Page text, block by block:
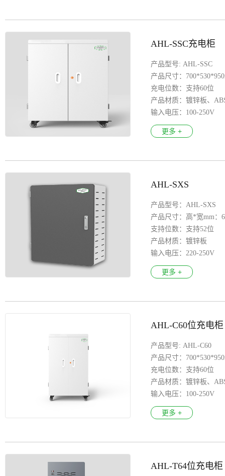
AHL-SSC充电柜
产品型号: AHL-SSC
产品尺寸：
充电位数：支持60位
产品材质：镀锌板、
输入电压：100-250V
产品特色：漏电保护、
万向轮 ：医疗万向轮
更多 +
AHL-SXS
产品型号：AHL-SXS
产品尺寸：高*宽mm：
支持位数：支持52位
产品材质：镀锌板
输入电压：220-250V
输出接口：每路USB充
产品特色：支持52台同
更多 +
AHL-C60位充电柜
产品型号: AHL-C60
产品尺寸：
充电位数：支持60位
产品材质：镀锌板、
输入电压：100-250V
产品特色：漏电保护、
万向轮 ：医疗万向轮
更多 +
AHL-T64位充电柜